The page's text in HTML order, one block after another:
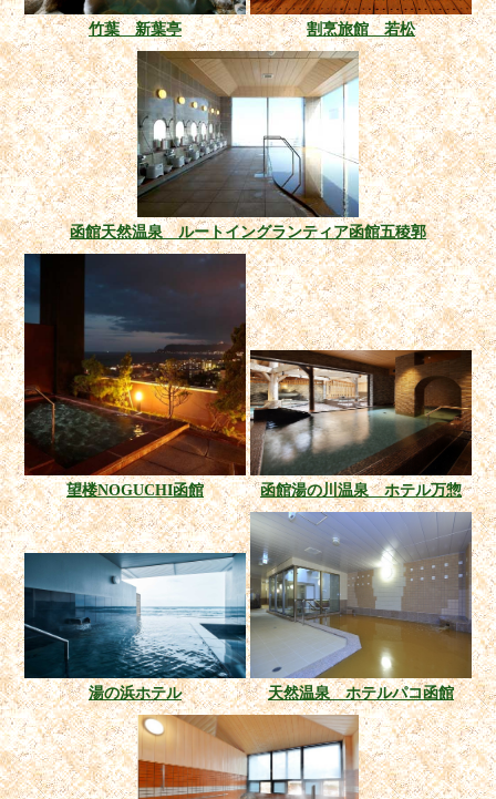
竹葉 新葉亭 割烹旅館 若松
函館天然温泉 ルートイングランティア函館五稜郭
望楼NOGUCHI函館 函館湯の川温泉 ホテル万惣
湯の浜ホテル 天然温泉 ホテルパコ函館